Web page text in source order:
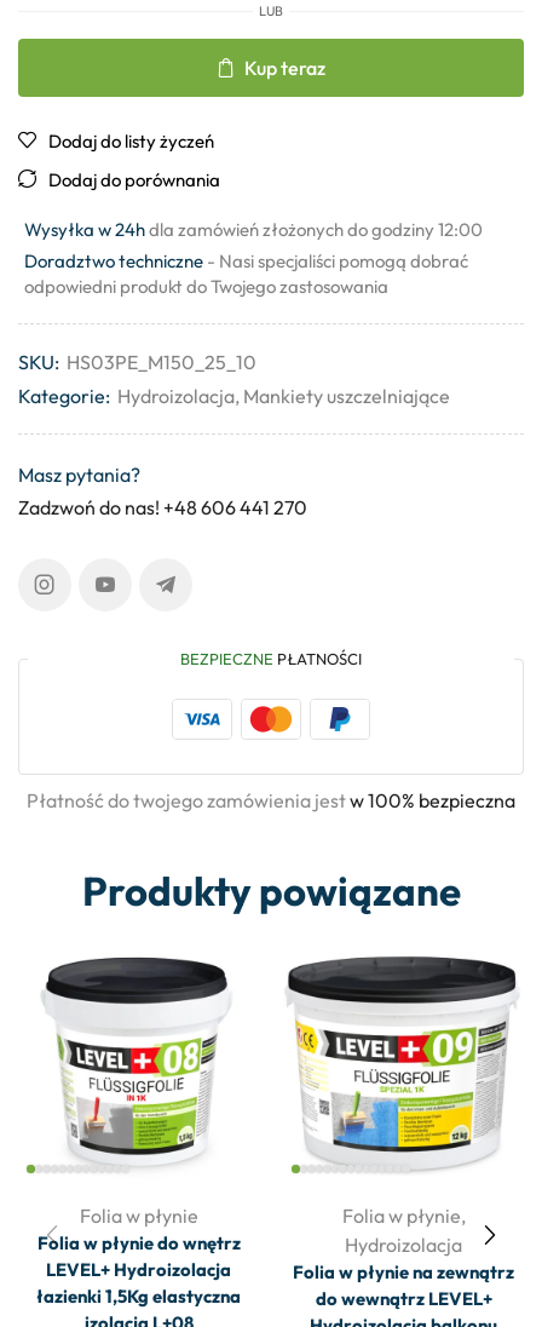
LUB
Kup teraz
Dodaj do listy życzeń
Dodaj do porównania
Wysyłka w 24hdla zamówień złożonych do godziny 12:00
Doradztwo techniczne - Nasi specjaliści pomogą dobrać
odpowiedni produkt do Twojego zastosowania
SKU: HS03PE_M150_25_10
Kategorie: Hydroizolacja, Mankiety uszczelniające
Masz pytania?
Zadzwoń do nas! +48 606 441 270
BEZPIECZNE PŁATNOŚCI
Płatność do twojego zamówienia jestw 100% bezpieczna
Produkty powiązane
Folia w płynie
Folia w płynie do wnętrz
LEVEL+ Hydroizolacja
łazienki 1,5Kg elastyczna
Folia w płynie,
Hydroizolacja
Folia w płynie na zewnątrz
do wewnątrz LEVEL+